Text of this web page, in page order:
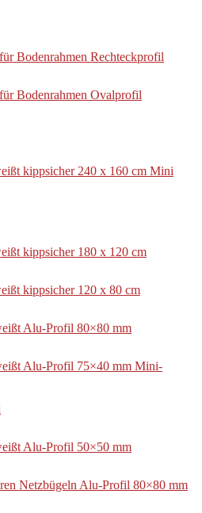
Bodenrahmen Rechteckprofil
Bodenrahmen Ovalprofil
kippsicher 240 x 160 cm Mini
kippsicher 180 x 120 cm
kippsicher 120 x 80 cm
Alu-Profil 80×80 mm
Alu-Profil 75×40 mm Mini-
Alu-Profil 50×50 mm
Netzbügeln Alu-Profil 80×80 mm